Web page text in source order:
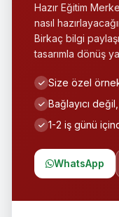
Hazır Eğitim
nasıl
Birkaç bilgi
tasarımla dönüş
Size özel
Bağlayıcı
1-2 iş günü
WhatsApp